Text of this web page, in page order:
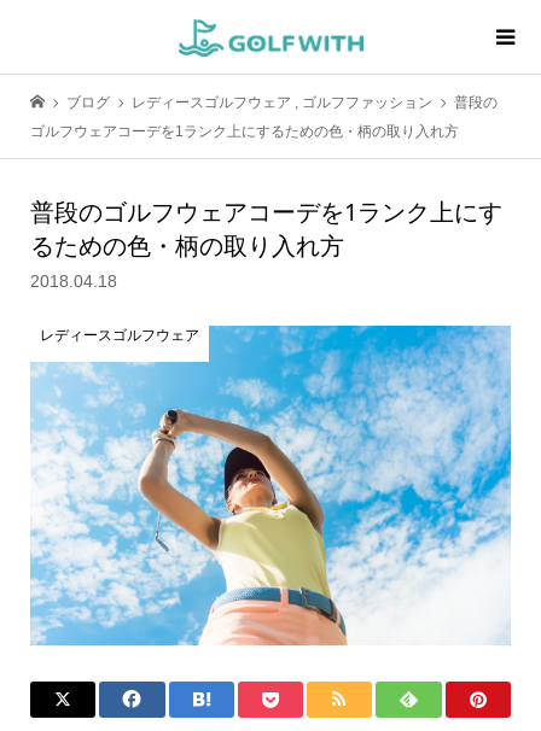
ブログ レディースゴルフウェア , ゴルフファッション
普段の
ゴルフウェアコーデを1ランク上にするための色・柄の取り入れ方
普段のゴルフウェアコーデを1ランク上にす
るための色・柄の取り入れ方
2018.04.18
レディースゴルフウェア